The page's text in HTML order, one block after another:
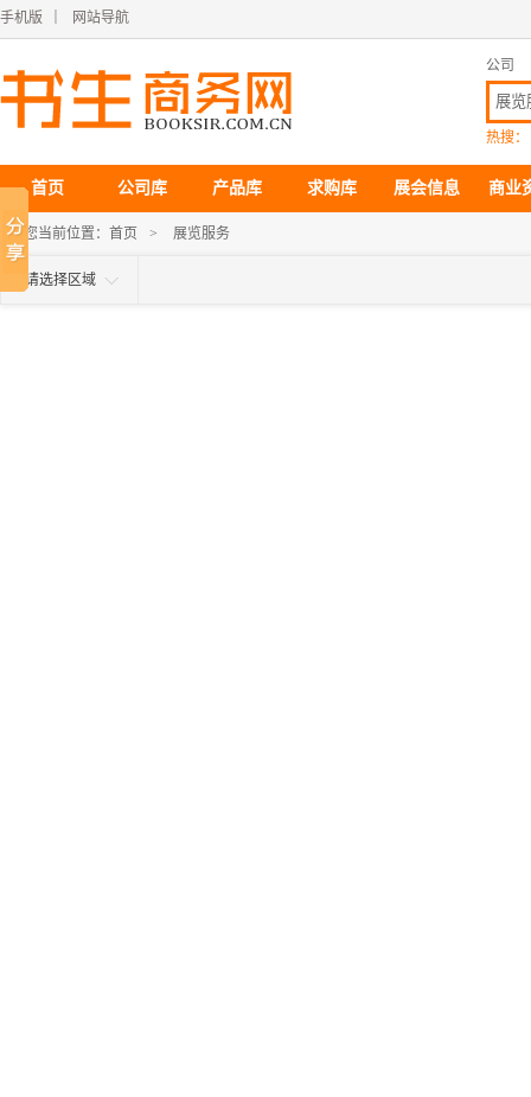
手机版 网站导航
公司
热搜：
首页 公司库 产品库 求购库 展会信息 商业
您当前位置： 首页 > 展览服务
请选择区域